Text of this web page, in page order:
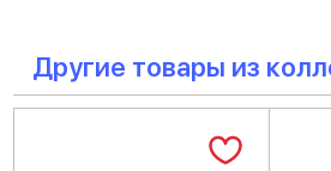
Другие товары из